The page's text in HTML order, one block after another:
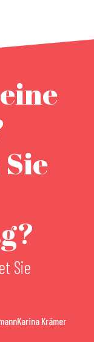
Sie
Karina Krämer